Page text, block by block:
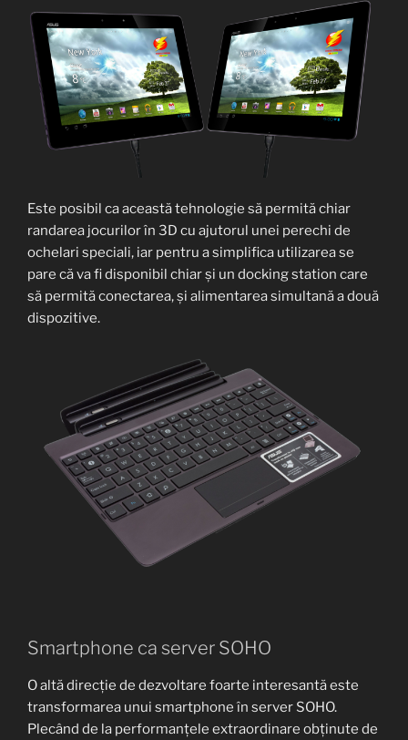
Este posibil ca această tehnologie să permită chiar
randarea jocurilor în 3D cu ajutorul unei perechi de
ochelari speciali, iar pentru a simplifica utilizarea se
pare că va fi disponibil chiar și un docking station care
să permită conectarea, și alimentarea simultană a două
dispozitive.
Smartphone ca server SOHO
O altă direcție de dezvoltare foarte interesantă este
transformarea unui smartphone în server SOHO.
Plecând de la performanțele extraordinare obținute de